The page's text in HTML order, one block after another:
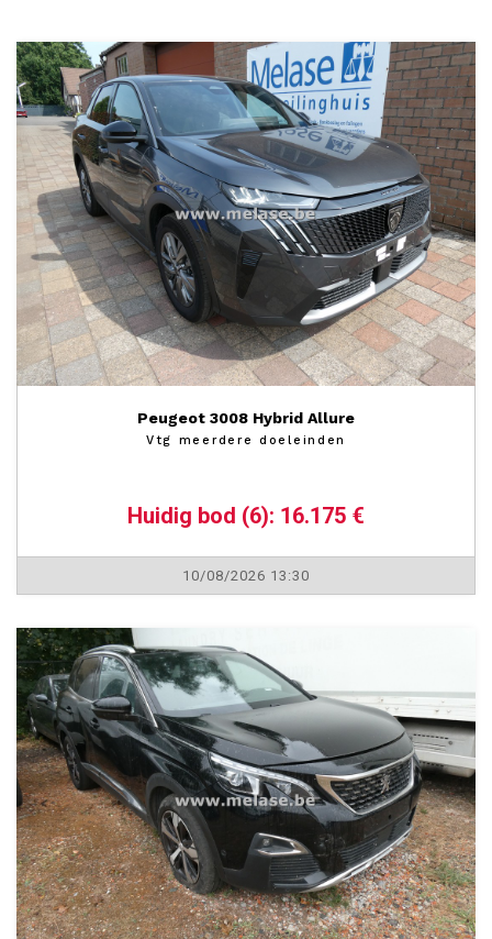
Peugeot 3008 Hybrid Allure
Vtg meerdere doeleinden
Huidig bod (6): 16.175 €
10/08/2026 13:30